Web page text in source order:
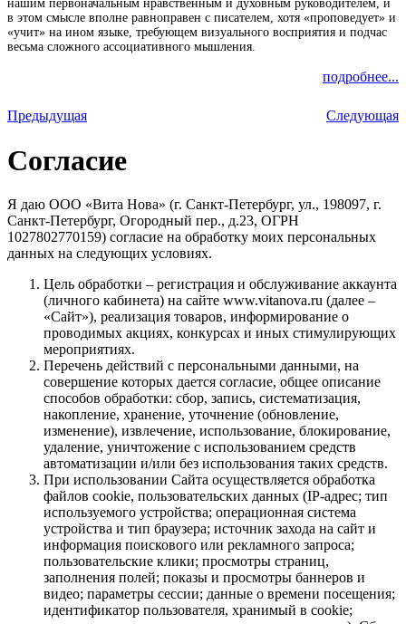
нашим первоначальным нравственным и духовным руководителем, и
в этом смысле вполне равноправен с писателем, хотя «проповедует» и
«учит» на ином языке, требующем визуального восприятия и подчас
весьма сложного ассоциативного мышления.
подробнее...
Предыдущая Следующая
Согласие
Я даю ООО «Вита Нова» (г. Санкт-Петербург, ул., 198097, г.
Санкт-Петербург, Огородный пер., д.23, ОГРН
1027802770159) согласие на обработку моих персональных
данных на следующих условиях.
Цель обработки – регистрация и обслуживание аккаунта
(личного кабинета) на сайте www.vitanova.ru (далее –
«Сайт»), реализация товаров, информирование о
проводимых акциях, конкурсах и иных стимулирующих
мероприятиях.
Перечень действий с персональными данными, на
совершение которых дается согласие, общее описание
способов обработки: сбор, запись, систематизация,
накопление, хранение, уточнение (обновление,
изменение), извлечение, использование, блокирование,
удаление, уничтожение с использованием средств
автоматизации и/или без использования таких средств.
При использовании Сайта осуществляется обработка
файлов cookie, пользовательских данных (IP-адрес; тип
используемого устройства; операционная система
устройства и тип браузера; источник захода на сайт и
информация поискового или рекламного запроса;
пользовательские клики; просмотры страниц,
заполнения полей; показы и просмотры баннеров и
видео; параметры сессии; данные о времени посещения;
идентификатор пользователя, хранимый в cookie;